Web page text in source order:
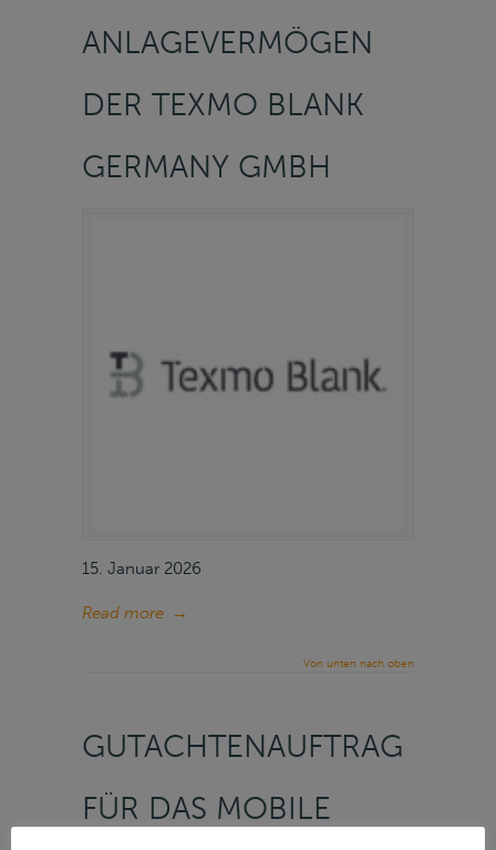
ANLAGEVERMÖGEN
DER TEXMO BLANK
GERMANY GMBH
15. Januar 2026
Read more →
Von unten nach oben
GUTACHTENAUFTRAG
FÜR DAS MOBILE